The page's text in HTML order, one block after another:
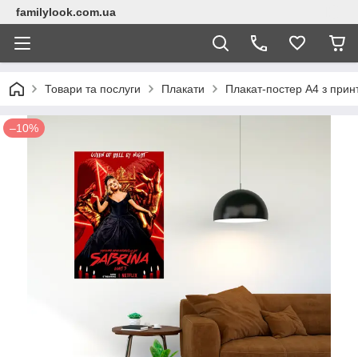
familylook.com.ua
Товари та послуги Плакати Плакат-постер А4 з
–10%